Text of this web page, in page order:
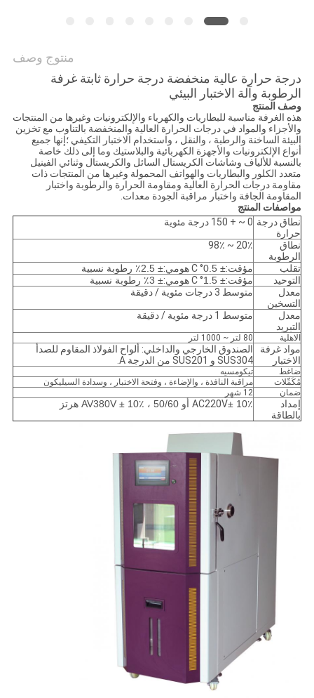
منتوج وصف
درجة حرارة عالية منخفضة درجة حرارة ثابتة غرفة
الرطوبة وآلة الاختبار البيئي
وصف المنتج
هذه الغرفة مناسبة للبطاريات والكهرباء والإلكترونيات وغيرها من المنتجات
والأجزاء والمواد في درجات الحرارة العالية والمنخفضة بالتناوب مع تخزين
البيئة الساخنة والرطبة ، والنقل ، واستخدام الاختبار التكيفي ؛إنها جميع
أنواع الإلكترونيات والأجهزة الكهربائية والبلاستيك وما إلى ذلك خاصة
بالنسبة للألياف وشاشات الكريستال السائل والكريستال وثنائي الفينيل
متعدد الكلور والبطاريات والهواتف المحمولة وغيرها من المنتجات ذات
مقاومة درجات الحرارة العالية ومقاومة الحرارة والرطوبة واختبار
المقاومة الجافة واختبار مراقبة الجودة معدات.
مواصفات المنتج
نطاق درجة
حرارة
0 ~ + 150 درجة مئوية
نطاق
الرطوبة
20٪ ~ 98٪
تقلب مؤقت:± 0.5 ° C هومي:
± 2.5٪ رطوبة نسبية
التوحيد
مؤقت:± 1.5 ° C هومي:
± 3٪ رطوبة نسبية
معدل
التسخين
متوسط ​​3 درجات مئوية / دقيقة
معدل
التبريد
متوسط ​​1 درجة مئوية / دقيقة
الاهلية 80 لتر ~ 1000 لتر
مواد غرفة
الاختبار
الصندوق الخارجي والداخلي: ألواح الفولاذ المقاوم للصدأ
SUS304 و SUS201 من الدرجة A.
ضاغط
تيكومسيه
مُكَمِّلات
مراقبة النافذة ، والإضاءة ، وفتحة الاختبار ، وسدادة السيليكون
ضمان
12 شهر
إمداد
بالطاقة
AC220V± 10٪ أو AV380V ± 10٪ ، 50/60 هرتز